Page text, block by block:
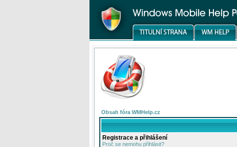
Obsah fóra WMHelp.cz
Registrace a přihlášení
Proč se nemohu přihlásit?